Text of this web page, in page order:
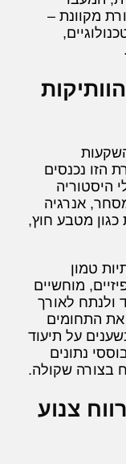
מקוונת –
הזו נכנסים
היסטוריה
אנרגיה
כגון מטבע חוץ,
טמון
מוחשיים
ולנתח לאורך
את התחומים
על תיעוד
נתונים
בצורה שקולה.
צנוע